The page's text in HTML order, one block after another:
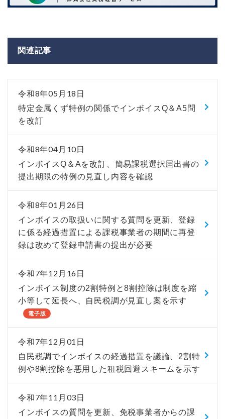
関連記事
令和8年05月18日
特定金属くず特例の関係でインボイスQ＆A5問
を改訂
令和8年04月10日
インボイスQ＆Aを改訂、簡易課税選択届出書の
提出期限の特例の見直し内容を確認
令和8年01月26日
インボイスの取扱いに関する質問を更新、登録
に係る経過措置による課税事業者の期間に再登
録は改めて登録申請書の提出が必要
令和7年12月16日
インボイス制度の2割特例と8割控除は制度を縮
小等して延長へ、自民税調が見直し案を示す
電子版
令和7年12月01日
自民税調でインボイスの経過措置を議論、2割特
例や8割控除を悪用した租税回避スキームを示す
令和7年11月03日
インボイスの質問を更新、免税事業者からの課